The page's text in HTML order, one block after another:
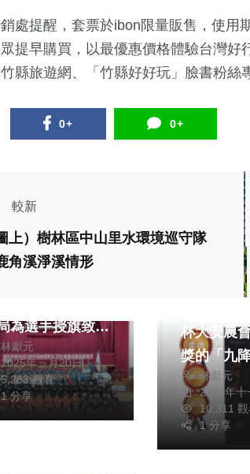
處提醒，套票於ibon限量販售，使用
提早購買，以最優惠價格體驗台灣
縣旅遊網、「竹縣好好玩」臉書粉絲
0+ 0+
較新
上）樹林區中山里水環境巡守隊
角溪淨溪情形
為選手授旗致贈
金
林獻元
2025年三月20日
5,283 觀看
1 分享
健
杯大安農
獎的「九
地」搭配
迎接轉涼
林獻元
2023年十
10,311 觀
1 分享
政治